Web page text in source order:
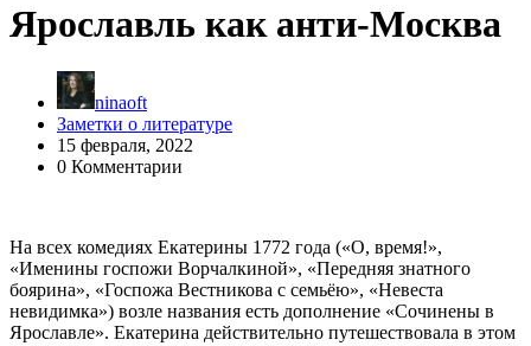
Ярославль как анти-Москва
ninaoft
Заметки о литературе
15 февраля, 2022
0 Комментарии
На всех комедиях Екатерины 1772 года («О, время!»,
«Именины госпожи Ворчалкиной», «Передняя знатного
боярина», «Госпожа Вестникова с семьёю», «Невеста
невидимка») возле названия есть дополнение «Сочинены в
Ярославле». Екатерина действительно путешествовала в этом